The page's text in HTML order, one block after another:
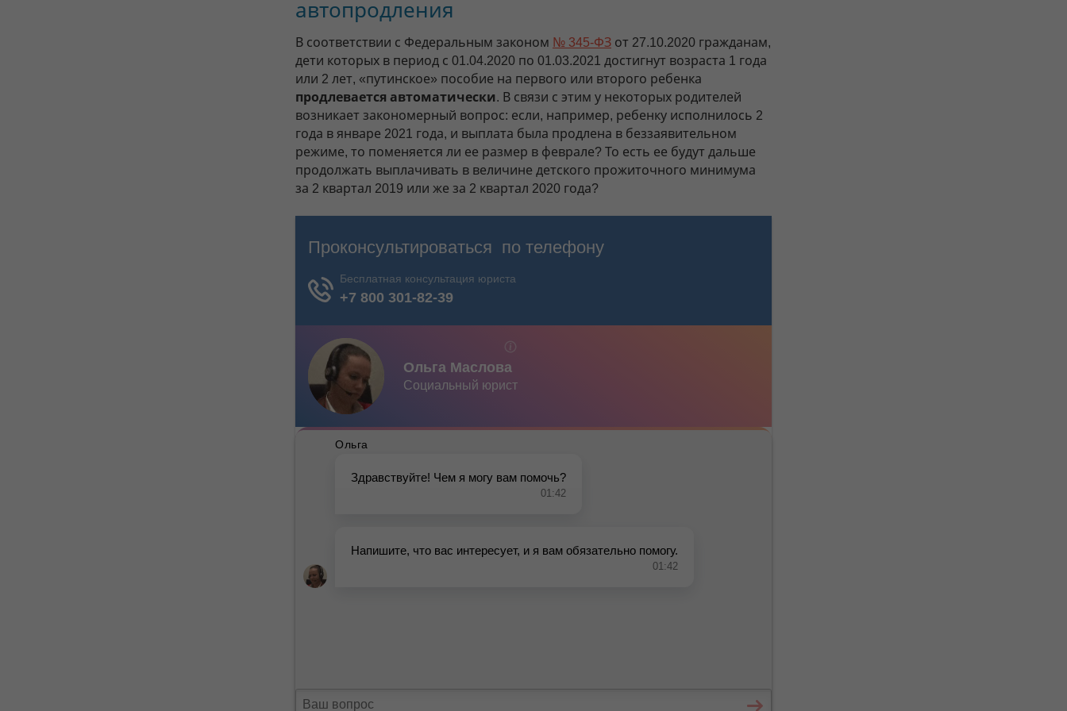
автопродления
В соответствии с Федеральным законом № 345-ФЗ от 27.10.2020 гражданам,
дети которых в период с 01.04.2020 по 01.03.2021 достигнут возраста 1 года
или 2 лет, «путинское» пособие на первого или второго ребенка
продлевается автоматически. В связи с этим у некоторых родителей
возникает закономерный вопрос: если, например, ребенку исполнилось 2
года в январе 2021 года, и выплата была продлена в беззаявительном
режиме, то поменяется ли ее размер в феврале? То есть ее будут дальше
продолжать выплачивать в величине детского прожиточного минимума
за 2 квартал 2019 или же за 2 квартал 2020 года?